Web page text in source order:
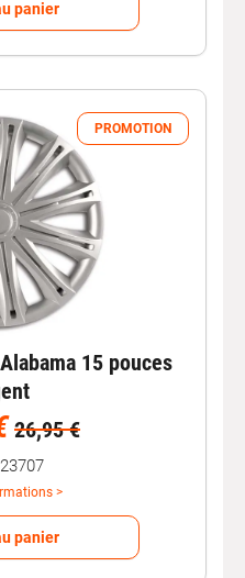
panier
PROMOTION
15 pouces
26,95 €
>
panier